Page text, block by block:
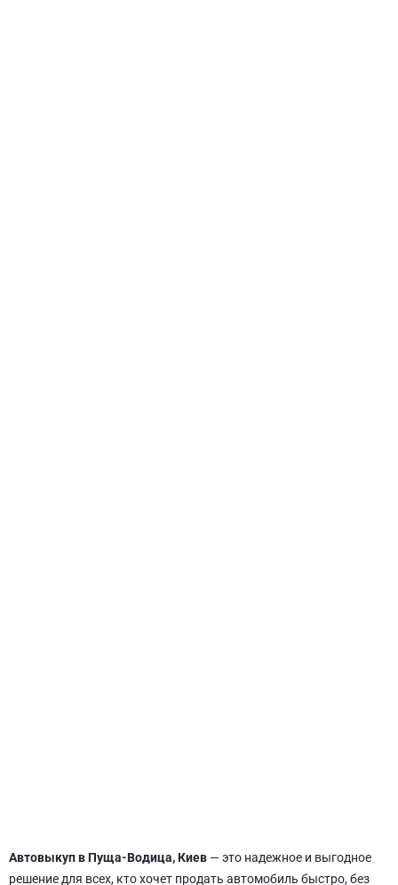
Автовыкуп в Пуща-Водица, Киев — это надежное и выгодное
решение для всех, кто хочет продать автомобиль быстро, без